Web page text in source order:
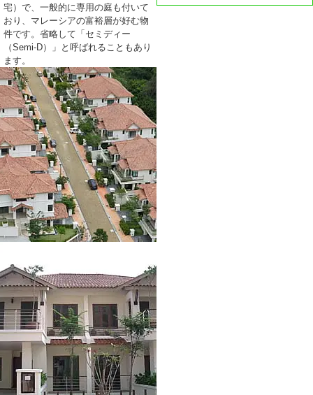
宅）で、一般的に専用の庭も付いて
おり、マレーシアの富裕層が好む物
件です。省略して「セミディー
（Semi-D）」と呼ばれることもあり
ます。